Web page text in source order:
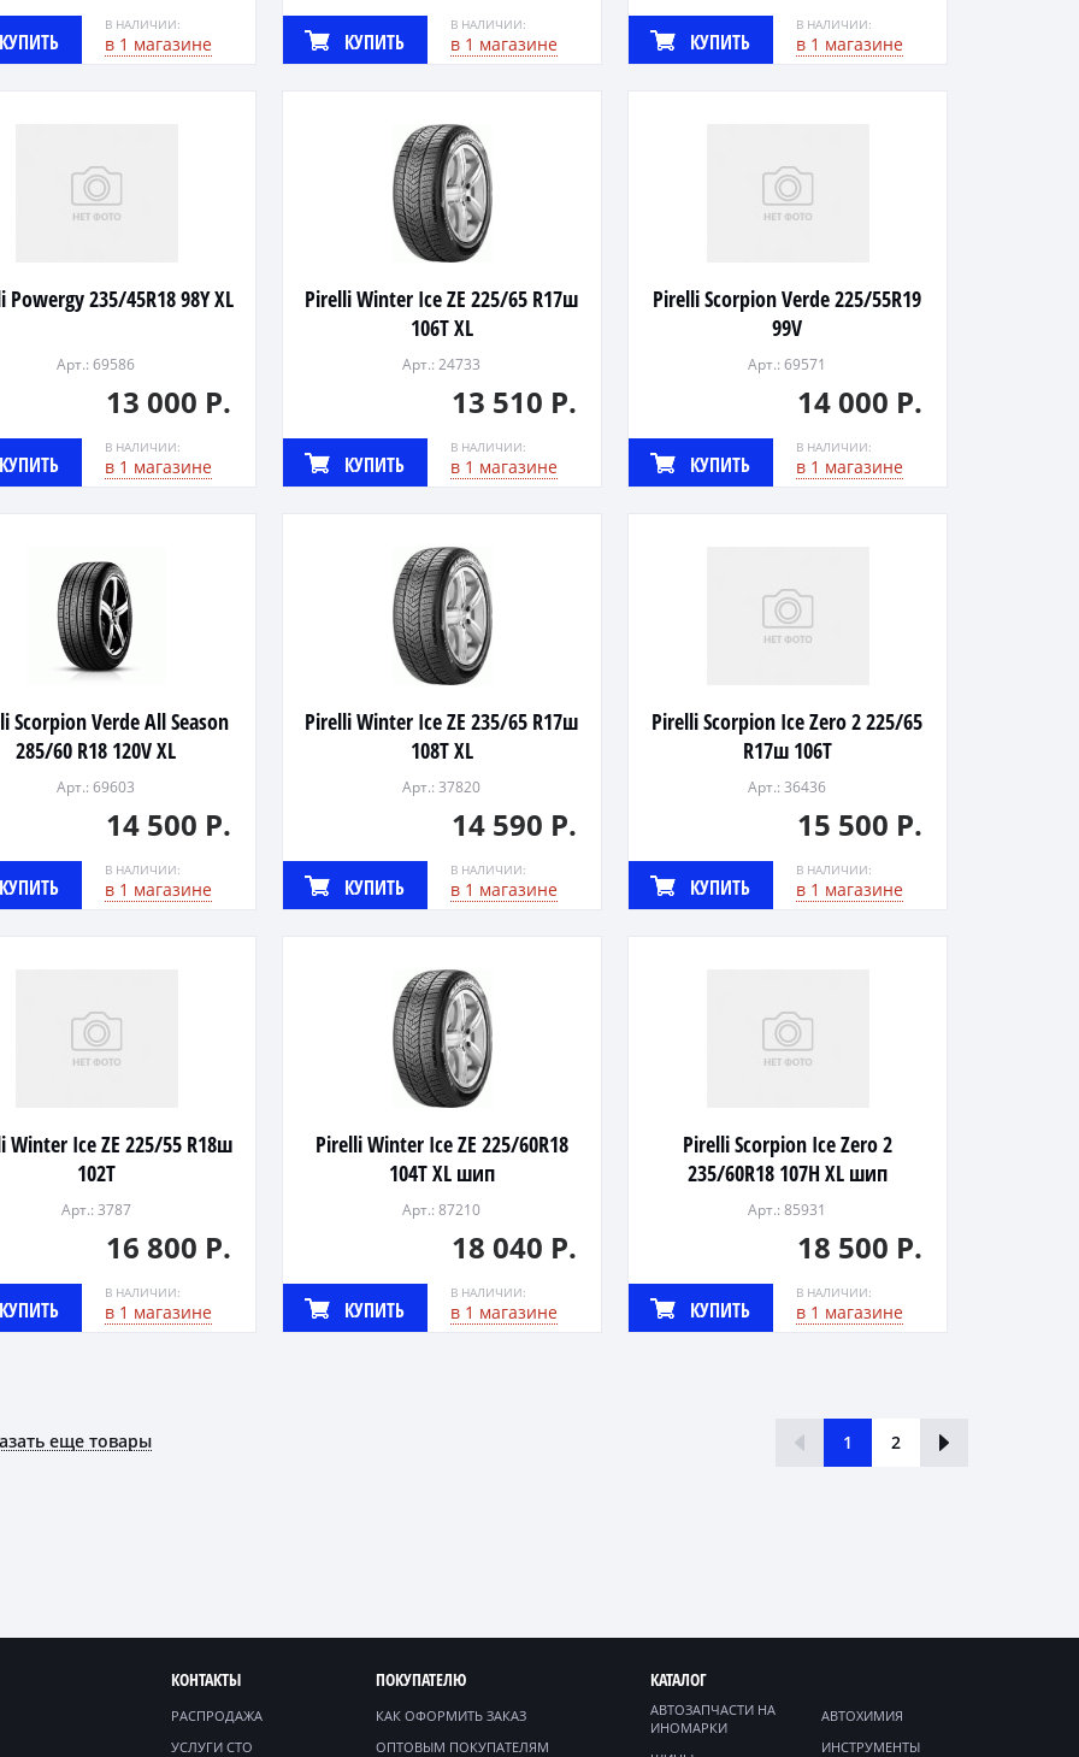
КУПИТЬ
В НАЛИЧИИ:
в 1 магазине КУПИТЬ
В НАЛИЧИИ:
в 1 магазине КУПИТЬ
В НАЛИЧИИ:
в 1 магазине
Powergy 235/45R18 98Y XL
Арт.: 69586
13 000 Р.
КУПИТЬ
В НАЛИЧИИ:
в 1 магазине
Pirelli Winter Ice ZE 225/65 R17ш
106T XL
Арт.: 24733
13 510 Р.
КУПИТЬ
В НАЛИЧИИ:
в 1 магазине
Pirelli Scorpion Verde 225/55R19
99V
Арт.: 69571
14 000 Р.
КУПИТЬ
В НАЛИЧИИ:
в 1 магазине
Scorpion Verde All Season
285/60 R18 120V XL
Арт.: 69603
14 500 Р.
КУПИТЬ
В НАЛИЧИИ:
в 1 магазине
Pirelli Winter Ice ZE 235/65 R17ш
108T XL
Арт.: 37820
14 590 Р.
КУПИТЬ
В НАЛИЧИИ:
в 1 магазине
Pirelli Scorpion Ice Zero 2 225/65
R17ш 106T
Арт.: 36436
15 500 Р.
КУПИТЬ
В НАЛИЧИИ:
в 1 магазине
Winter Ice ZE 225/55 R18ш
102T
Арт.: 3787
16 800 Р.
КУПИТЬ
В НАЛИЧИИ:
в 1 магазине
Pirelli Winter Ice ZE 225/60R18
104T XL шип
Арт.: 87210
18 040 Р.
КУПИТЬ
В НАЛИЧИИ:
в 1 магазине
Pirelli Scorpion Ice Zero 2
235/60R18 107H XL шип
Арт.: 85931
18 500 Р.
КУПИТЬ
В НАЛИЧИИ:
в 1 магазине
еще товары 1 2
КОНТАКТЫ
РАСПРОДАЖА
УСЛУГИ СТО
ПОКУПАТЕЛЮ
КАК ОФОРМИТЬ ЗАКАЗ
ОПТОВЫМ ПОКУПАТЕЛЯМ
КАТАЛОГ
АВТОЗАПЧАСТИ НА
ИНОМАРКИ
АВТОХИМИЯ
ИНСТРУМЕНТЫ